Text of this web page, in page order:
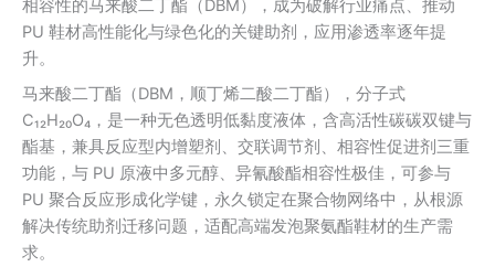
相容性的马来酸二丁酯（DBM），成为破解行业痛点、推动
PU 鞋材高性能化与绿色化的关键助剂，应用渗透率逐年提
升。
马来酸二丁酯（DBM，顺丁烯二酸二丁酯），分子式
C₁₂H₂₀O₄，是一种无色透明低黏度液体，含高活性碳碳双键与
酯基，兼具反应型内增塑剂、交联调节剂、相容性促进剂三重
功能，与 PU 原液中多元醇、异氰酸酯相容性极佳，可参与
PU 聚合反应形成化学键，永久锁定在聚合物网络中，从根源
解决传统助剂迁移问题，适配高端发泡聚氨酯鞋材的生产需
求。